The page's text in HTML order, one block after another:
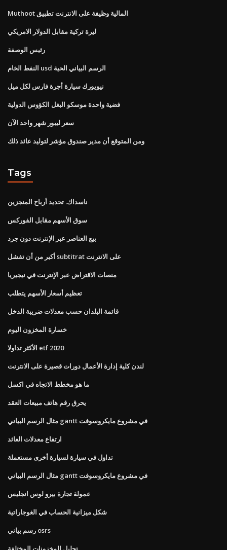
Muthoot المالية وظيفة على الانترنت تطبيق
ليرة تركية مقابل الدولار الامريكي
رئيس الوصفة
النفط الخام usd الرسم البياني الحية
نيويورك سيارة أجرة فارس لكل ميل
فضية واحدة موسكو البغل الكؤوس الدولية
سعر ليبور شهر واحد الآن
ومن المتوقع أن مدير صندوق مؤشر لتوليد عائد ذلك
Tags
ناسداك. تحديد أرباح المنجزين
سوق الأسهم مقابل الفوركس
بيع العناصر عبر الإنترنت دون جرد
أكبر من أن تفشل subtitrat على الانترنت
منصات الاقتراض عبر الإنترنت في نيجيريا
تعظيم أسعار الأسهم يتطلب
قائمة البلدان حسب معدلات ضريبة الدخل
خسارة المخزون اليوم
الأكثر تداولا etf 2020
لندن كلية إدارة الأعمال دورات قصيرة على الانترنت
ما هو مخطط الاتجاه في اكسل
يحرق رقم هاتف مبيعات العقد
مثال الرسم البياني gantt في مشروع مايكروسوفت
ارتفاع معدلات العائد
تداول في سيارة لسيارة أخرى مستعملة
مثال الرسم البياني gantt في مشروع مايكروسوفت
عمولة تجارة بيرو لوس انجليس
شكل ميزانية الحساب في الغوجاراتية
رسم بياني osrs